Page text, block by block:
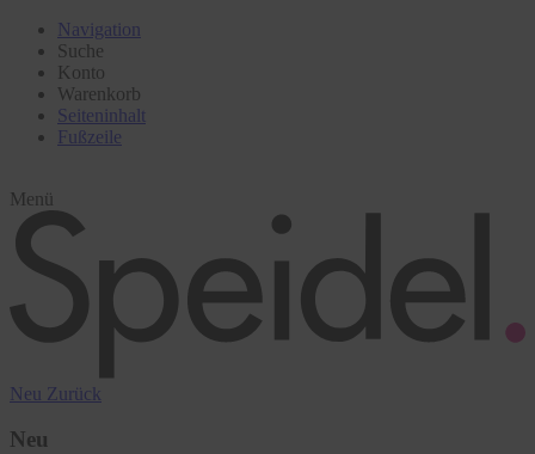
Navigation
Suche
Konto
Warenkorb
Seiteninhalt
Fußzeile
Menü
Neu Zurück
Neu